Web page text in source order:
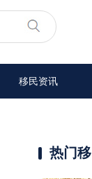
移民资讯
热门